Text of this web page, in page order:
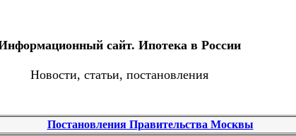
сайт. Ипотека в России
Новости, статьи, постановления
Постановления Правительства Москвы